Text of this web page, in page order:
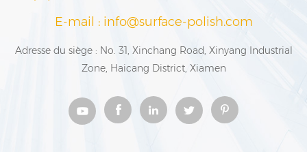
E-mail : info@surface-polish.com
Adresse du siège : No. 31, Xinchang Road, Xinyang Industrial
Zone, Haicang District, Xiamen